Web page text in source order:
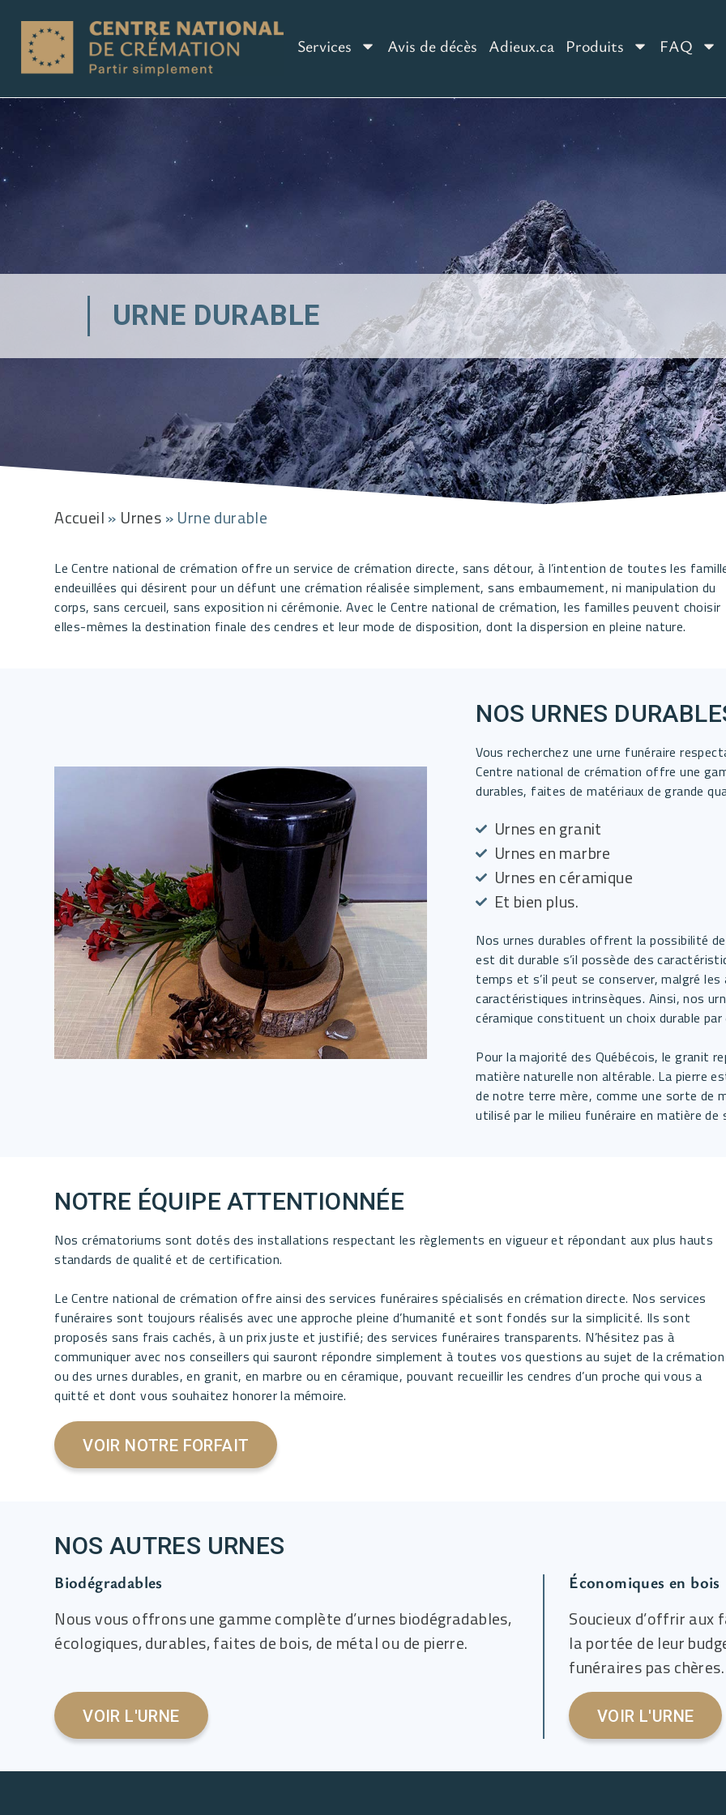
Services Avis de décès Adieux.ca Produits FAQ
URNE DURABLE
Accueil» Urnes»Urne durable
Le Centre national de crémation offre un service de crémation directe, sans détour, à l’intention de toutes les
endeuillées qui désirent pour un défunt une crémation réalisée simplement, sans embaumement, ni manipulation du
corps, sans cercueil, sans exposition ni cérémonie. Avec le Centre national de crémation, les familles peuvent choisir
elles-mêmes la destination finale des cendres et leur mode de disposition, dont la dispersion en pleine nature.
NOS URNES
Vous recherchez une urne funéraire
Centre national de crémation offre une
durables, faites de matériaux de grande
Urnes en granit
Urnes en marbre
Urnes en céramique
Et bien plus.
Nos urnes durables offrent la possibilité
est dit durable s’il possède des
temps et s’il peut se conserver, malgré
caractéristiques intrinsèques. Ainsi, nos
céramique constituent un choix durable par
Pour la majorité des Québécois, le granit
matière naturelle non altérable. La pierre
de notre terre mère, comme une sorte de
utilisé par le milieu funéraire en matière
NOTRE ÉQUIPE ATTENTIONNÉE
Nos crématoriums sont dotés des installations respectant les règlements en vigueur et répondant aux plus hauts
standards de qualité et de certification.
Le Centre national de crémation offre ainsi des services funéraires spécialisés en crémation directe. Nos services
funéraires sont toujours réalisés avec une approche pleine d’humanité et sont fondés sur la simplicité. Ils sont
proposés sans frais cachés, à un prix juste et justifié; des services funéraires transparents. N’hésitez pas à
communiquer avec nos conseillers qui sauront répondre simplement à toutes vos questions au sujet de la crémation
ou des urnes durables, en granit, en marbre ou en céramique, pouvant recueillir les cendres d’un proche qui vous a
quitté et dont vous souhaitez honorer la mémoire.
VOIR NOTRE FORFAIT
NOS AUTRES URNES
Biodégradables
Nous vous offrons une gamme complète d’urnes biodégradables,
écologiques, durables, faites de bois, de métal ou de pierre.
Économiques en bois
Soucieux d’offrir aux
la portée de leur
funéraires pas chères.
VOIR L'URNE VOIR L'URNE